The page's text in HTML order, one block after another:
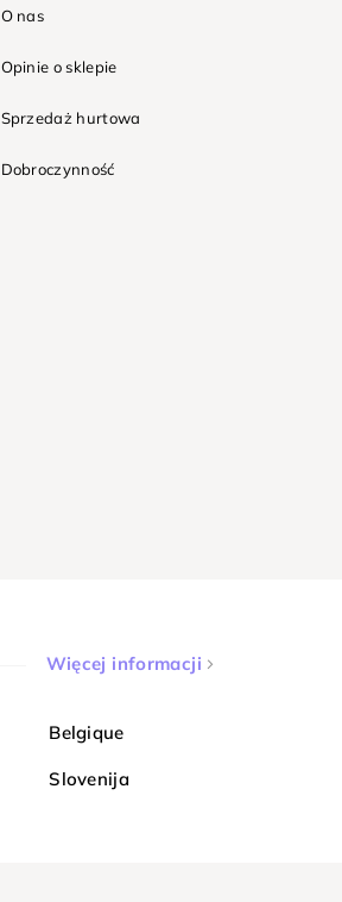
O nas
Opinie o sklepie
Sprzedaż hurtowa
Dobroczynność
Więcej informacji
Belgique
Slovenija